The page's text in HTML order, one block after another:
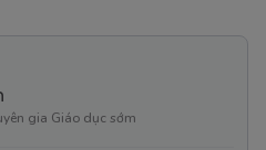
gia Giáo dục sớm